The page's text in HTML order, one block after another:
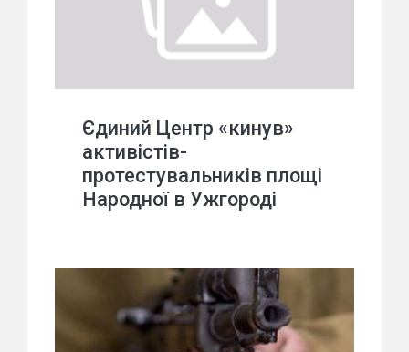
Єдиний Центр «кинув»
активістів-
протестувальників площі
Народної в Ужгороді